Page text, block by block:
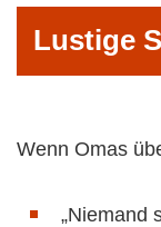
Lustige
Wenn Omas
„Niemand